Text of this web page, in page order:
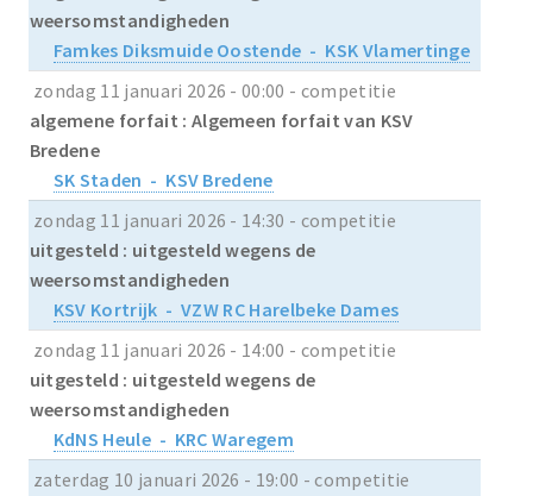
weersomstandigheden
Famkes Diksmuide Oostende - KSK Vlamertinge
zondag 11 januari 2026 - 00:00 - competitie
algemene forfait : Algemeen forfait van KSV
Bredene
SK Staden - KSV Bredene
zondag 11 januari 2026 - 14:30 - competitie
uitgesteld : uitgesteld wegens de
weersomstandigheden
KSV Kortrijk - VZW RC Harelbeke Dames
zondag 11 januari 2026 - 14:00 - competitie
uitgesteld : uitgesteld wegens de
weersomstandigheden
KdNS Heule - KRC Waregem
zaterdag 10 januari 2026 - 19:00 - competitie